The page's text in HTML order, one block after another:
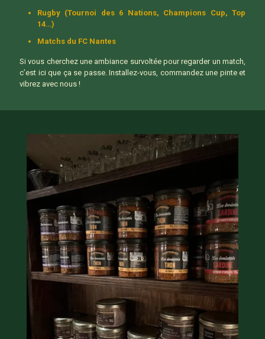
Rugby (Tournoi des 6 Nations, Champions Cup, Top
14…)
Matchs du FC Nantes
Si vous cherchez une ambiance survoltée pour regarder un match,
c’est ici que ça se passe. Installez-vous, commandez une pinte et
vibrez avec nous !